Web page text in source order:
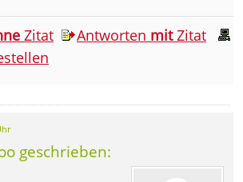
Zitat Antworten mitZitat
geschrieben: